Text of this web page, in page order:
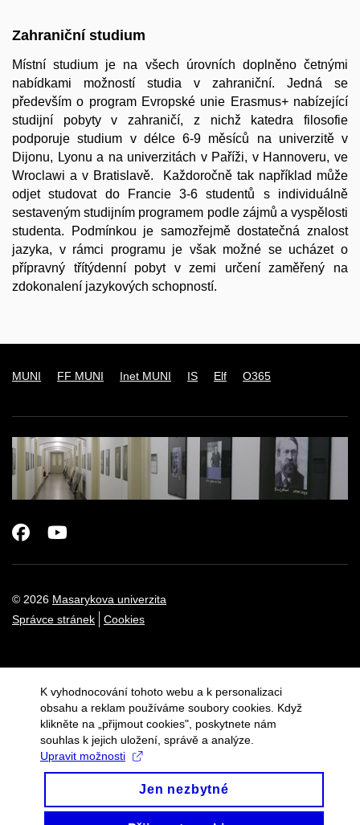
Zahraniční studium
Místní studium je na všech úrovních doplněno četnými
nabídkami možností studia v zahraniční. Jedná se
především o program Evropské unie Erasmus+ nabízející
studijní pobyty v zahraničí, z nichž katedra filosofie
podporuje studium v délce 6-9 měsíců na univerzitě v
Dijonu, Lyonu a na univerzitách v Paříži, v Hannoveru, ve
Wroclawi a v Bratislavě. Každoročně tak například může
odjet studovat do Francie 3-6 studentů s individuálně
sestaveným studijním programem podle zájmů a vyspělosti
studenta. Podmínkou je samozřejmě dostatečná znalost
jazyka, v rámci programu je však možné se ucházet o
přípravný třítýdenní pobyt v zemi určení zaměřený na
zdokonalení jazykových schopností.
MUNI FF MUNI Inet MUNI IS Elf O365
© 2026 Masarykova univerzita
Správce stránek
Cookies
Facebook
K vyhodnocování tohoto webu a k personalizaci
obsahu a reklam používáme soubory cookies. Když
klikněte na „přijmout cookies", poskytnete nám
souhlas k jejich uložení, správě a analýze.
Upravit možnosti
Jen nezbytné